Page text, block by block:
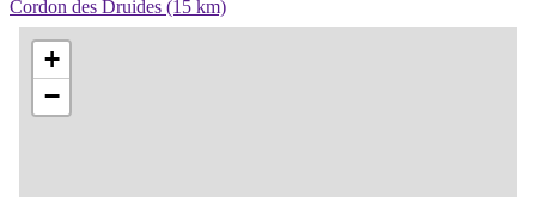
Cordon des Druides (15 km)